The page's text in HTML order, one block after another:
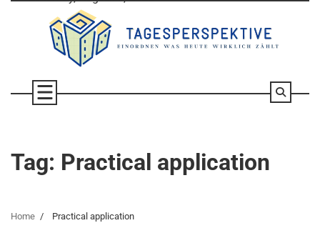
Tag: Practical application
Home Practical application